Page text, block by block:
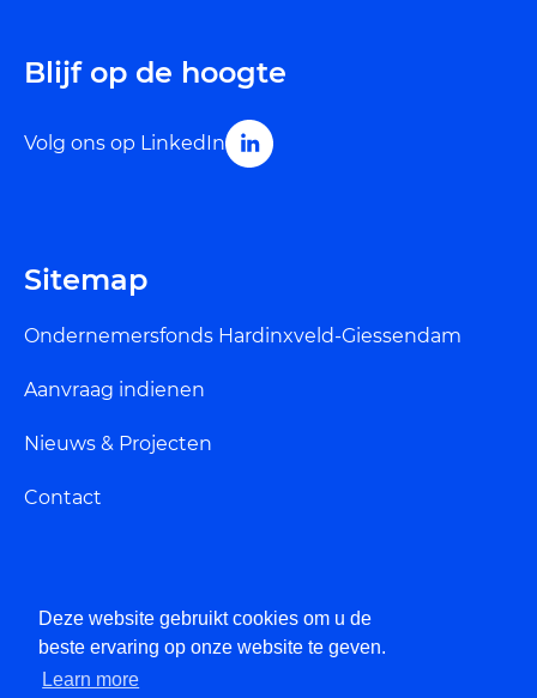
Deze website gebruikt cookies om u de
beste ervaring op onze website te geven.
Learn more
Blijf op de hoogte
Volg ons op LinkedIn
Sitemap
Ondernemersfonds Hardinxveld-Giessendam
Aanvraag indienen
Nieuws & Projecten
Contact
Privacybeleid